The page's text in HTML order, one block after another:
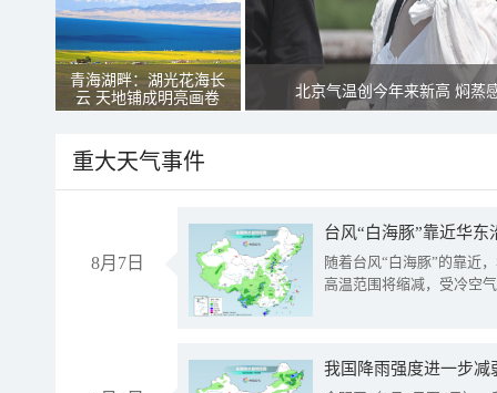
青海湖畔：湖光花海长
云 天地铺成明亮画卷
北京气温创今年来新高 焖蒸
重大天气事件
8月7日
台风“白海豚”靠近华
随着台风“白海豚”的靠近
高温范围将缩减，受冷空